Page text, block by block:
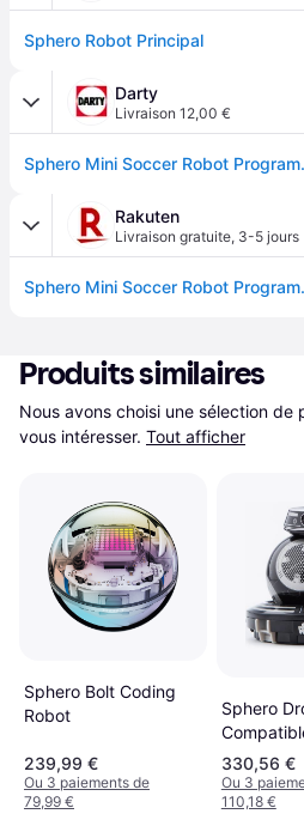
Sphero Robot Principal
Darty
Livraison 12,00 €
Rakuten
Livraison gratuite, 3-5 jours
Produits similaires
Nous avons choisi une sélection de
vous intéresser. Tout afficher
Sphero Bolt Coding
Robot
239,99 €
Ou 3 paiements de
79,99 €
Sphero
330,56 €
Ou 3
110,18 €